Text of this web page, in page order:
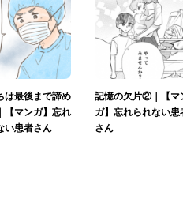
は最後まで諦め
【マンガ】忘れ
い患者さん
記憶の欠片②｜【マ
ガ】忘れられない患
さん